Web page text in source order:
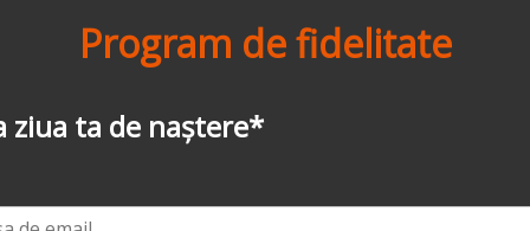
Program de fidelitate
-3% la prima comandă